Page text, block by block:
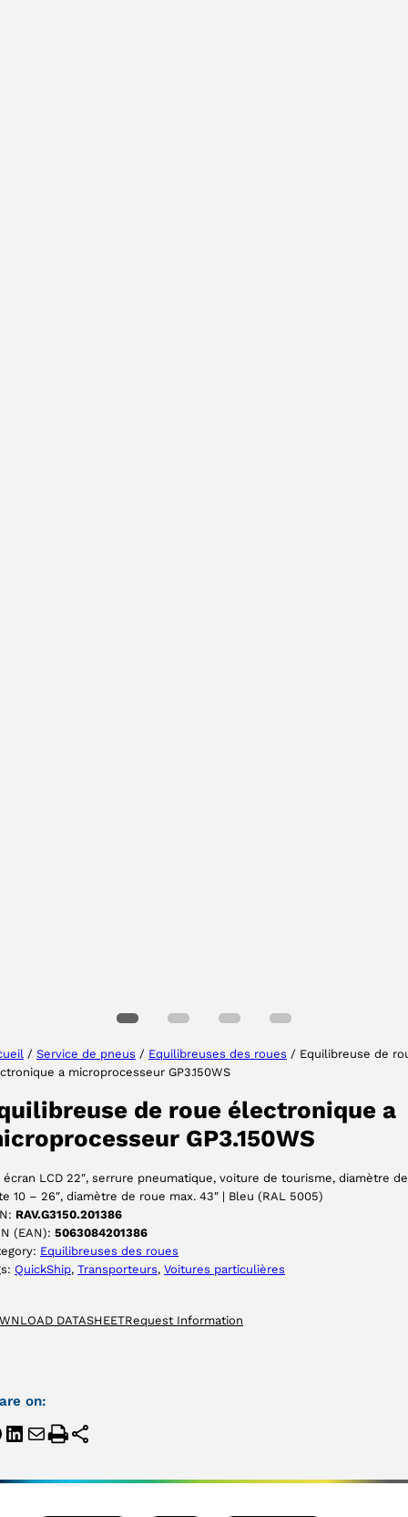
/ Service de pneus / Equilibreuses des roues / Equilibreuse de
a microprocesseur GP3.150WS
de roue électronique a
GP3.150WS
écran LCD 22″, serrure pneumatique, voiture de tourisme, diamètre
10 – 26″, diamètre de roue max. 43″ | Bleu (RAL 5005)
RAV.G3150.201386
(EAN): 5063084201386
Equilibreuses des roues
QuickShip, Transporteurs, Voitures particulières
DATASHEETRequest Information
on:
ACCEPTER